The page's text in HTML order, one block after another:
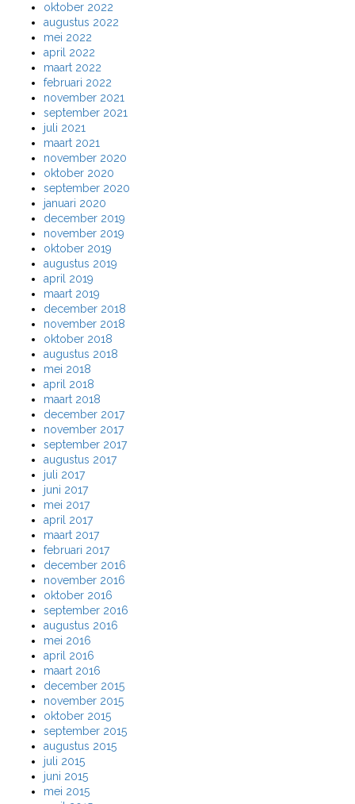
oktober 2022
augustus 2022
mei 2022
april 2022
maart 2022
februari 2022
november 2021
september 2021
juli 2021
maart 2021
november 2020
oktober 2020
september 2020
januari 2020
december 2019
november 2019
oktober 2019
augustus 2019
april 2019
maart 2019
december 2018
november 2018
oktober 2018
augustus 2018
mei 2018
april 2018
maart 2018
december 2017
november 2017
september 2017
augustus 2017
juli 2017
juni 2017
mei 2017
april 2017
maart 2017
februari 2017
december 2016
november 2016
oktober 2016
september 2016
augustus 2016
mei 2016
april 2016
maart 2016
december 2015
november 2015
oktober 2015
september 2015
augustus 2015
juli 2015
juni 2015
mei 2015